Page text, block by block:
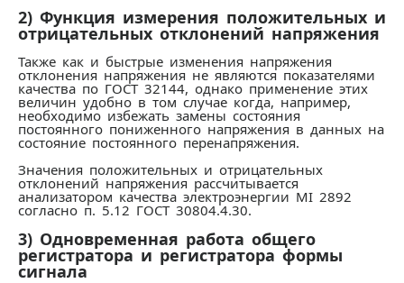
2) Функция измерения положительных и
отрицательных отклонений напряжения
Также как и быстрые изменения напряжения
отклонения напряжения не являются показателями
качества по ГОСТ 32144, однако применение этих
величин удобно в том случае когда, например,
необходимо избежать замены состояния
постоянного пониженного напряжения в данных на
состояние постоянного перенапряжения.
Значения положительных и отрицательных
отклонений напряжения рассчитывается
анализатором качества электроэнергии MI 2892
согласно п. 5.12 ГОСТ 30804.4.30.
3) Одновременная работа общего
регистратора и регистратора формы
сигнала